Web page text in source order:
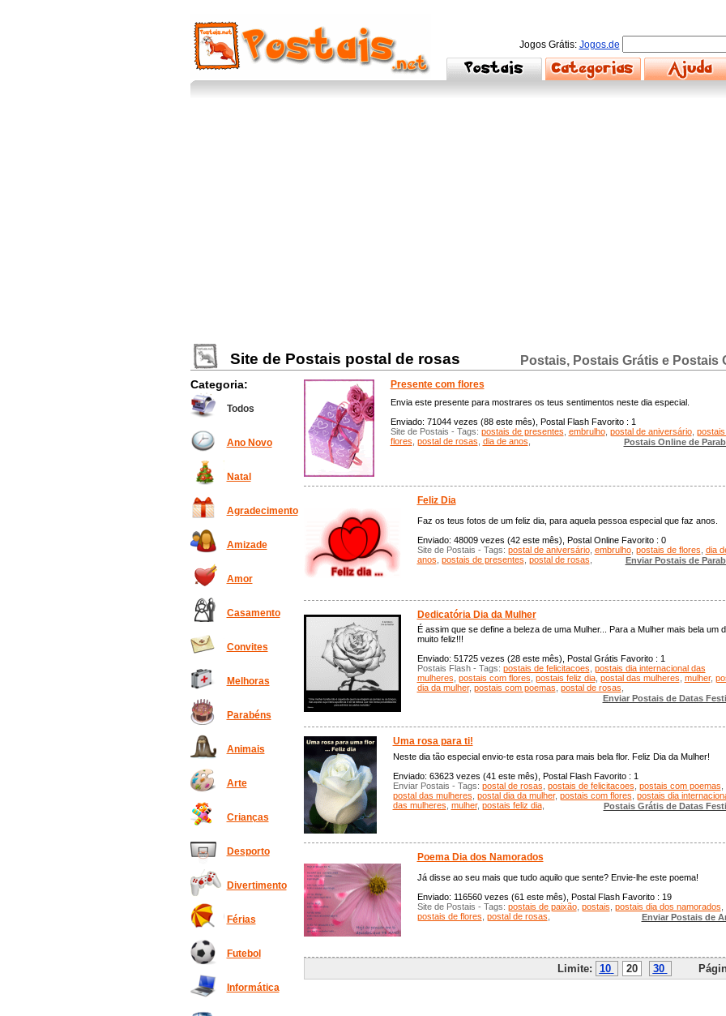
Jogos Grátis: Jogos.de
Site de Postais postal de rosas Postais, Postais Grátis e Postais
Categoria:
Todos
Ano Novo
Natal
Agradecimento
Amizade
Amor
Casamento
Convites
Melhoras
Parabéns
Animais
Arte
Crianças
Desporto
Divertimento
Férias
Futebol
Informática
Presente com flores
Envia este presente para mostrares os teus sentimentos neste dia especial.
Enviado: 71044 vezes (88 este mês), Postal Flash Favorito : 1
Site de Postais - Tags: postais de presentes embrulho, postal de aniversário,
flores postal de rosas dia de anos Postais Online de
Feliz Dia
Faz os teus fotos de um feliz dia, para aquela pessoa especial que faz anos.
Enviado: 48009 vezes (42 este mês), Postal Online Favorito : 0
Site de Postais - Tags: postal de aniversário, embrulho, postais de flores dia
anos postais de presentes postal de rosas Enviar Postais de
Dedicatória Dia da Mulher
É assim que se define a beleza de uma Mulher... Para a Mulher mais bela um
muito feliz!!!
Enviado: 51725 vezes (28 este mês), Postal Grátis Favorito : 1
Postais Flash - Tags: postais de felicitacoes postais dia internacional das
mulheres postais com flores postais feliz dia, postal das mulheres mulher,
dia da mulher, postais com poemas postal de rosas
Enviar Postais de Datas
Uma rosa para ti!
Neste dia tão especial envio-te esta rosa para mais bela flor. Feliz Dia da Mulher!
Enviado: 63623 vezes (41 este mês), Postal Flash Favorito : 1
Enviar Postais - Tags: postal de rosas postais de felicitacoes postais com poemas
postal das mulheres postal dia da mulher, postais com flores postais dia
das mulheres mulher, postais feliz dia, Postais Grátis de Datas
Poema Dia dos Namorados
Já disse ao seu mais que tudo aquilo que sente? Envie-lhe este poema!
Enviado: 116560 vezes (61 este mês), Postal Flash Favorito : 19
Site de Postais - Tags: postais de paixão, postais postais dia dos namorados
postais de flores postal de rosas Enviar Postais de
Limite: 10 20 30